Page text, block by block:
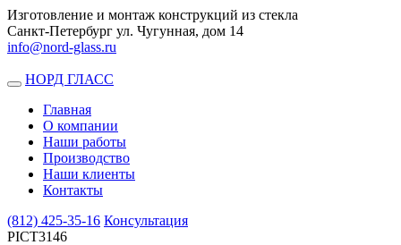
Изготовление и монтаж конструкций из стекла
Санкт-Петербург ул. Чугунная, дом 14
info@nord-glass.ru
Toggle
navigation
НОРД ГЛАСС
Главная
О компании
Наши работы
Производство
Наши клиенты
Контакты
(812) 425-35-16 Консультация
PICT3146